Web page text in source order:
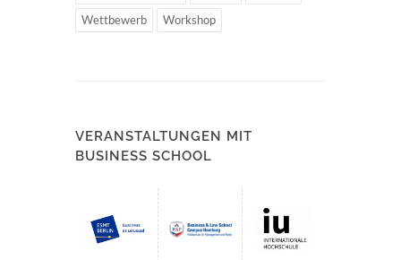
Wettbewerb
Workshop
VERANSTALTUNGEN MIT
BUSINESS SCHOOL